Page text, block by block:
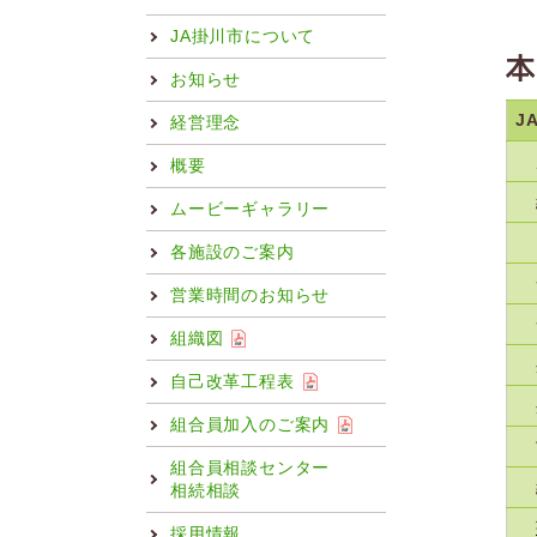
JA掛川市について
お知らせ
経営理念
概要
ムービーギャラリー
各施設のご案内
営業時間のお知らせ
組織図
自己改革工程表
組合員加入のご案内
組合員相談センター
相続相談